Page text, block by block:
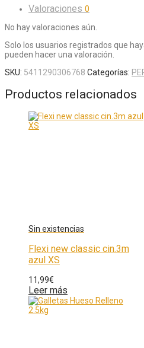
Valoraciones 0
No hay valoraciones aún.
Solo los usuarios registrados que
pueden hacer una valoración.
SKU: 5411290306768 Categorías:
Productos relacionados
Flexi new classic cin.3m
azul XS
11,99€
Leer más